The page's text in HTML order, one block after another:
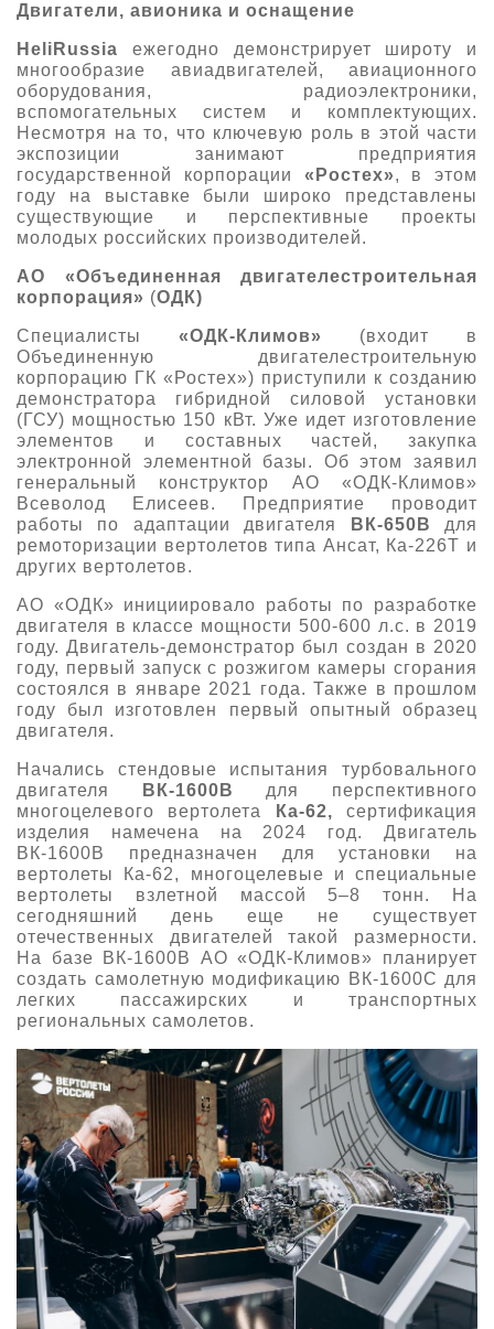
Двигатели, авионика и оснащение
HeliRussia ежегодно демонстрирует широту и
многообразие авиадвигателей, авиационного
оборудования, радиоэлектроники,
вспомогательных систем и комплектующих.
Несмотря на то, что ключевую роль в этой части
экспозиции занимают предприятия
государственной корпорации «Ростех», в этом
году на выставке были широко представлены
существующие и перспективные проекты
молодых российских производителей.
АО «Объединенная двигателестроительная
корпорация» (ОДК)
Специалисты «ОДК-Климов» (входит в
Объединенную двигателестроительную
корпорацию ГК «Ростех») приступили к созданию
демонстратора гибридной силовой установки
(ГСУ) мощностью 150 кВт. Уже идет изготовление
элементов и составных частей, закупка
электронной элементной базы. Об этом заявил
генеральный конструктор АО «ОДК-Климов»
Всеволод Елисеев. Предприятие проводит
работы по адаптации двигателя
ВК-650В для
ремоторизации вертолетов типа Ансат, Ка-226Т и
других вертолетов.
АО «ОДК» инициировало работы по разработке
двигателя в классе мощности 500-600 л.с. в 2019
году. Двигатель-демонстратор был создан в 2020
году, первый запуск с розжигом камеры сгорания
состоялся в январе 2021 года. Также в прошлом
году был изготовлен первый опытный образец
двигателя.
Начались стендовые испытания турбовального
двигателя
ВК-1600В для перспективного
многоцелевого вертолета
Ка-62, сертификация
изделия намечена на 2024 год. Двигатель
ВК-1600В предназначен для установки на
вертолеты Ка-62, многоцелевые и специальные
вертолеты взлетной массой 5–8 тонн. На
сегодняшний день еще не существует
отечественных двигателей такой размерности.
На базе ВК-1600В АО «ОДК-Климов» планирует
создать самолетную модификацию ВК-1600С для
легких пассажирских и транспортных
региональных самолетов.